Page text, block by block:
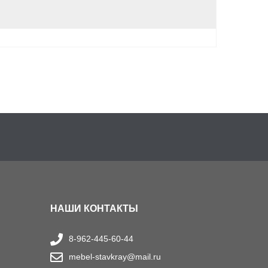
НАШИ КОНТАКТЫ
8-962-445-60-44
mebel-stavkray@mail.ru